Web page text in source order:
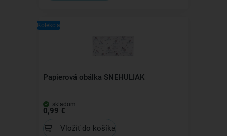
Kolekcia
Papierová obálka SNEHULIAK
skladom
0,99 €
Vložiť do košíka